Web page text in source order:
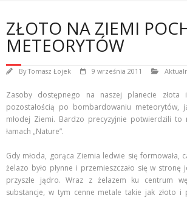
ZŁOTO NA ZIEMI
METEORYTÓW
ByTomasz Łojek 9 września 2011
Zasoby dostępnego na naszej planecie złota
pozostałością po bombardowaniu meteorytów,
młodej Ziemi. Bardzo precyzyjnie potwierdzili to
łamach „Nature”.
Gdy młoda, gorąca Ziemia ledwie się formowała,
żelazo było płynne i przemieszczało się w
przyszłe jądro. Wraz z żelazem ku centrum
substancje, w tym cenne metale takie jak złoto